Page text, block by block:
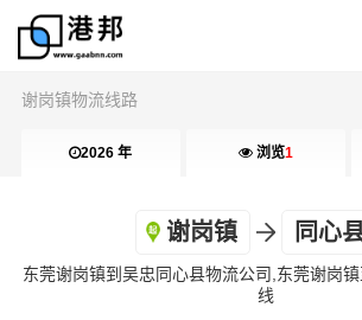
谢岗镇物流线路
2026 年 浏览1
谢岗镇 同心
东莞谢岗镇到吴忠同心县物流公司,东莞谢岗
线